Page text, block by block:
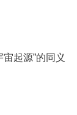
起源”的同义